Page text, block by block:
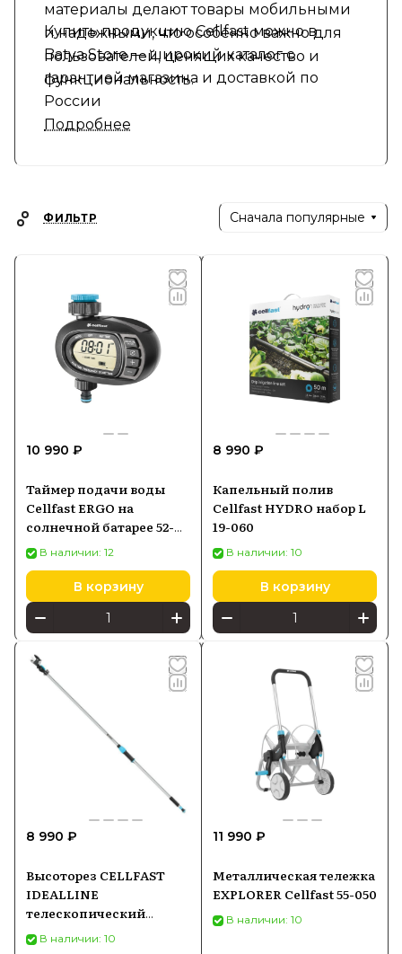
материалы делают товары мобильными
и надежными, что особенно важно для
пользователей, ценящих качество и
функциональность.
Купить продукцию Cellfast можно в
Batya Store — широкий каталог с
гарантией магазина и доставкой по
России
Подробнее
ФИЛЬТР Сначала популярные
10 990 ₽
Таймер подачи воды
Cellfast ERGO на
солнечной батарее 52-
590В наличии: 12
В корзину
8 990 ₽
Капельный полив
Cellfast HYDRO набор L
19-060
В наличии: 10
В корзину
8 990 ₽
Высоторез CELLFAST
IDEALLINE
телескопический
плоскостной 40-416
В наличии: 10
11 990 ₽
Металлическая тележка
EXPLORER Cellfast 55-050
В наличии: 10